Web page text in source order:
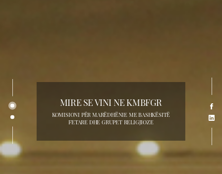
MIRE SE VINI NE KMBFGR
KOMISIONI PËR MARËDHËNIE ME BASHKËSITË
FETARE DHE GRUPET RELIGJIOZE